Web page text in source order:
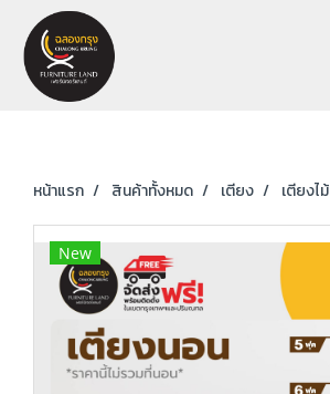
หน้าแรก สินค้าทั้งหมด เตียง เตียงไม้
New